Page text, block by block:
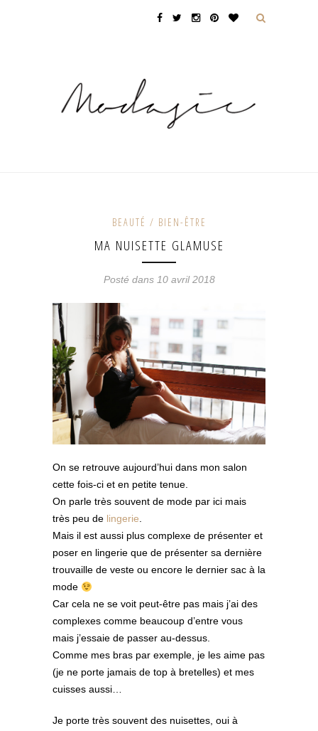
BEAUTÉ / BIEN-ÊTRE
MA NUISETTE GLAMUSE
Posté dans 10 avril 2018
On se retrouve aujourd’hui dans mon salon
cette fois-ci et en petite tenue.
On parle très souvent de mode par ici mais
très peu de lingerie.
Mais il est aussi plus complexe de présenter et
poser en lingerie que de présenter sa dernière
trouvaille de veste ou encore le dernier sac à la
mode
Car cela ne se voit peut-être pas mais j’ai des
complexes comme beaucoup d’entre vous
mais j’essaie de passer au-dessus.
Comme mes bras par exemple, je les aime pas
(je ne porte jamais de top à bretelles) et mes
cuisses aussi…
Je porte très souvent des nuisettes, oui à